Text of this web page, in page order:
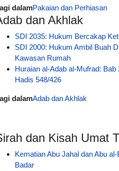
dalamPakaian dan Perhiasan
dan Akhlak
SDI 2035: Hukum Bercakap
SDI 2000: Hukum Ambil Buah
Kawasan Rumah
Huraian al-Adab al-Mufrad: Bab
Hadis 548/426
dalamAdab dan Akhlak
dan Kisah Umat
Kematian Abu Jahal dan Abu
Badar